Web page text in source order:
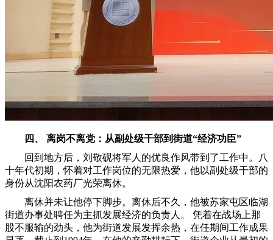
四、 离岗不离党：从副处级干部到街道“经济功臣”
回到地方后，刘敬砚将军人的优良作风带到了工作中。
八
十年代初期 ，怀着对工作岗位的无限热爱，他以副处级干部的
身份从沈阳农药厂光荣离休。
离休并未让他停下脚步。离休后不久，他被苏家屯区临湖
街道办事处聘任为主抓发展经济的负责人。 凭着在战场上那
股不服输的劲头，他为街道发展发挥余热，在任期间工作成果